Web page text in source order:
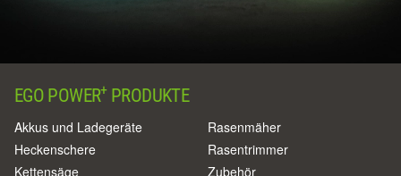
EGO POWER+PRODUKTE
Akkus und Ladegeräte
Heckenschere
Kettensäge
Rasenmäher
Rasentrimmer
Zubehör